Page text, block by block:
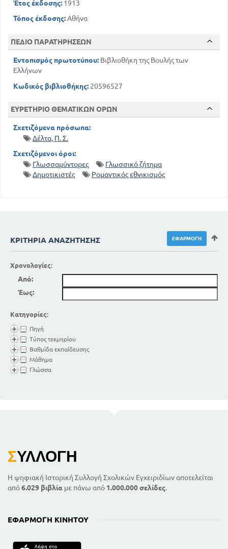
Έτος έκδοσης: 1913
Τόπος έκδοσης:Αθήνα
ΠΕΔΙΟ ΠΑΡΑΤΗΡΗΣΕΩΝ
Εντοπισμός πρωτοτύπου: Βιβλιοθήκη της Βουλής των
Ελλήνων
Κωδικός βιβλιοθήκης: 20596527
ΕΥΡΕΤΗΡΙΟ ΘΕΜΑΤΙΚΩΝ ΟΡΩΝ
Σχετιζόμενα πρόσωπα:
Δέλτα, Π. Σ.
Σχετιζόμενοι όροι:
Γλωσσαμύντορες
Γλωσσικό ζήτημα
Δημοτικιστές
Ρομαντικός εθνικισμός
ΚΡΙΤΉΡΙΑ ΑΝΑΖΉΤΗΣΗΣ
Χρονολογίες:
Από:
Έως:
Κατηγορίες:
Πηγή
Τύπος τεκμηρίου
Βαθμίδα εκπαίδευσης
Μάθημα
Γλώσσα
ΣΥΛΛΟΓΉ
Η ψηφιακή Ιστορική Συλλογή Σχολικών Εγχειριδίων αποτελείται
από6.029 βιβλία με πάνω από 1.000.000 σελίδες.
ΕΦΑΡΜΟΓΉ ΚΙΝΗΤΟΎ